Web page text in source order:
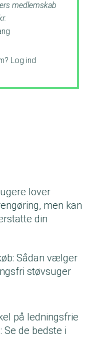
medlemskab
Log ind
lover
men kan
din
Sådan vælger
støvsuger
på ledningsfrie
Se de bedste i